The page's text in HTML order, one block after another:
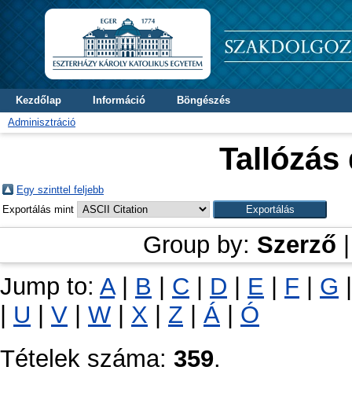
Kezdőlap Információ
Böngészés
Adminisztráció
Egy szinttel feljebb
Exportálás mint
Group by: Szerző
Jump to: A| B C D E F G
U V W X Z Á
Ó
Tételek száma: 359.